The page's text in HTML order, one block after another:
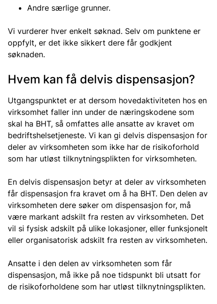
Andre særlige grunner.
Vi vurderer hver enkelt søknad. Selv om punktene er
oppfylt, er det ikke sikkert dere får godkjent
søknaden.
Hvem kan få delvis dispensasjon?
Utgangspunktet er at dersom hovedaktiviteten hos en
virksomhet faller inn under de næringskodene som
skal ha BHT, så omfattes alle ansatte av kravet om
bedriftshelsetjeneste. Vi kan gi delvis dispensasjon for
deler av virksomheten som ikke har de risikoforhold
som har utløst tilknytningsplikten for virksomheten.
En delvis dispensasjon betyr at deler av virksomheten
får dispensasjon fra kravet om å ha BHT. Den delen av
virksomheten dere søker om dispensasjon for, må
være markant adskilt fra resten av virksomheten. Det
vil si fysisk adskilt på ulike lokasjoner, eller funksjonelt
eller organisatorisk adskilt fra resten av virksomheten.
Ansatte i den delen av virksomheten som får
dispensasjon, må ikke på noe tidspunkt bli utsatt for
de risikoforholdene som har utløst tilknytningsplikten.